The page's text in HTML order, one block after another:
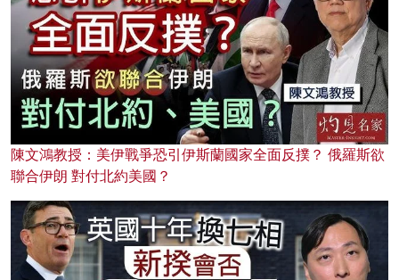
陳文鴻教授：美伊戰爭恐引伊斯蘭國家全面反撲？ 俄羅斯欲
聯合伊朗 對付北約美國？